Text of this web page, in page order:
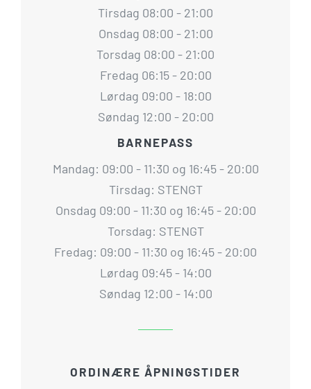
Tirsdag 08:00 - 21:00
Onsdag 08:00 - 21:00
Torsdag 08:00 - 21:00
Fredag 06:15 - 20:00
Lørdag 09:00 - 18:00
Søndag 12:00 - 20:00
BARNEPASS
Mandag: 09:00 - 11:30 og 16:45 - 20:00
Tirsdag: STENGT
Onsdag 09:00 - 11:30 og 16:45 - 20:00
Torsdag: STENGT
Fredag: 09:00 - 11:30 og 16:45 - 20:00
Lørdag 09:45 - 14:00
Søndag 12:00 - 14:00
ORDINÆRE ÅPNINGSTIDER